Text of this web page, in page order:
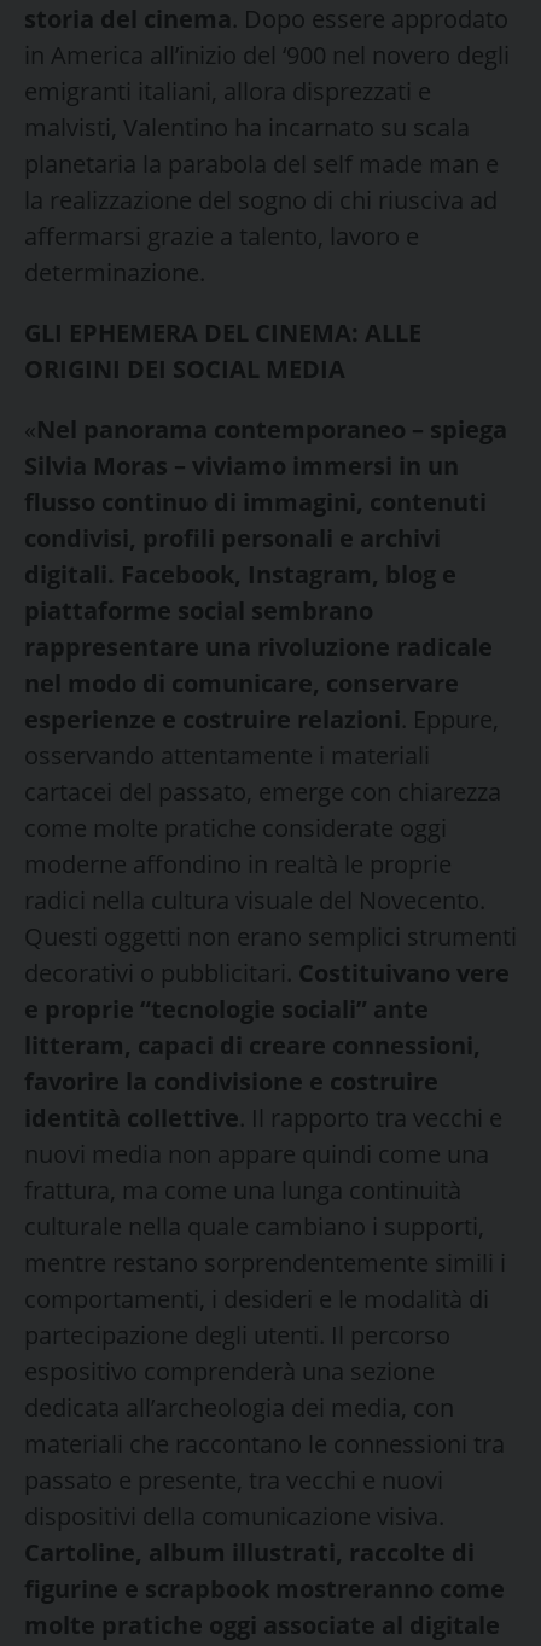
storia del cinema. Dopo essere approdato
in America all’inizio del ‘900 nel novero degli
emigranti italiani, allora disprezzati e
malvisti, Valentino ha incarnato su scala
planetaria la parabola del self made man e
la realizzazione del sogno di chi riusciva ad
affermarsi grazie a talento, lavoro e
determinazione.
GLI EPHEMERA DEL CINEMA: ALLE
ORIGINI DEI SOCIAL MEDIA
«Nel panorama contemporaneo – spiega
Silvia Moras – viviamo immersi in un
flusso continuo di immagini, contenuti
condivisi, profili personali e archivi
digitali. Facebook, Instagram, blog e
piattaforme social sembrano
rappresentare una rivoluzione radicale
nel modo di comunicare, conservare
esperienze e costruire relazioni. Eppure,
osservando attentamente i materiali
cartacei del passato, emerge con chiarezza
come molte pratiche considerate oggi
moderne affondino in realtà le proprie
radici nella cultura visuale del Novecento.
Questi oggetti non erano semplici strumenti
decorativi o pubblicitari. Costituivano vere
e proprie “tecnologie sociali” ante
litteram, capaci di creare connessioni,
favorire la condivisione e costruire
identità collettive. Il rapporto tra vecchi e
nuovi media non appare quindi come una
frattura, ma come una lunga continuità
culturale nella quale cambiano i supporti,
mentre restano sorprendentemente simili i
comportamenti, i desideri e le modalità di
partecipazione degli utenti. Il percorso
espositivo comprenderà una sezione
dedicata all’archeologia dei media, con
materiali che raccontano le connessioni tra
passato e presente, tra vecchi e nuovi
dispositivi della comunicazione visiva.
Cartoline, album illustrati, raccolte di
figurine e scrapbook mostreranno come
molte pratiche oggi associate al digitale